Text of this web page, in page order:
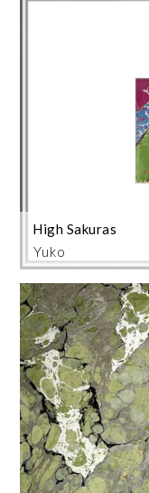
Yuko
High Sakuras